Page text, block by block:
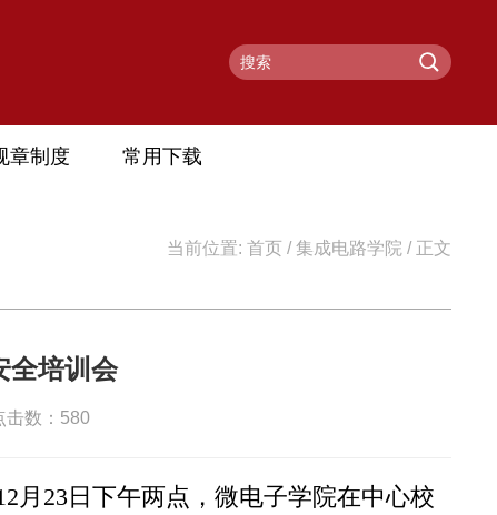
章制度 常用下载
当前位置: 首页 /集成电路学院 / 正文
全培训会
数： 580
23日下午两点，微电子学院在中心校